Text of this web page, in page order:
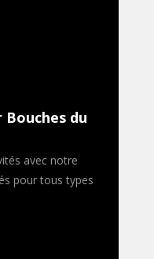
du
avec notre
pour tous types